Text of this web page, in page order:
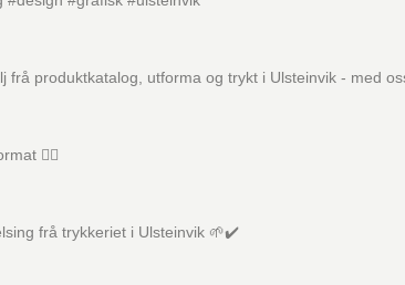
frå produktkatalog, utforma og trykt i Ulsteinvik - med
👍🏻
frå trykkeriet i Ulsteinvik 🌱✔️